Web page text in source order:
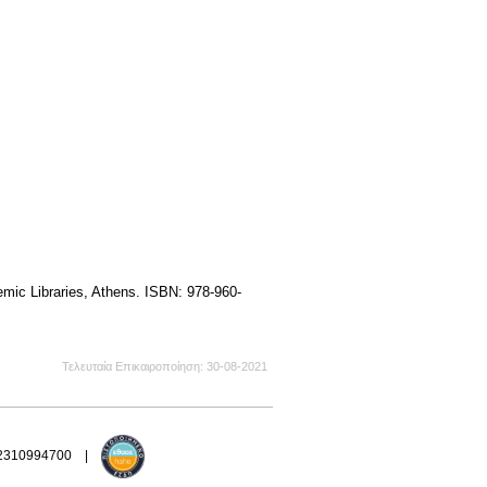
Libraries, Athens. ISBN: 978-960-
Τελευταία Επικαιροποίηση 30-08-2021
|